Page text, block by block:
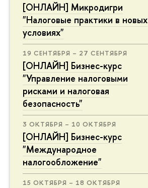
[ОНЛАЙН] Микродигри
"Налоговые практики в новых
условиях"
19 СЕНТЯБРЯ – 27 СЕНТЯБРЯ
[ОНЛАЙН] Бизнес-курс
"Управление налоговыми
рисками и налоговая
безопасность"
3 ОКТЯБРЯ – 10 ОКТЯБРЯ
[ОНЛАЙН] Бизнес-курс
"Международное
налогообложение"
15 ОКТЯБРЯ – 18 ОКТЯБРЯ